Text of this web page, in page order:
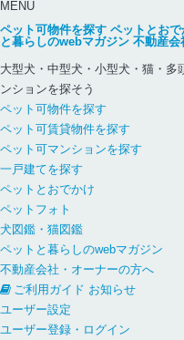
MENU
ペット可物件を探す ペットとおで
と暮らしのwebマガジン 不動産会
大型犬・中型犬・小型犬・猫・多
ンションを探そう
ペット可物件を探す
ペット可賃貸物件を探す
ペット可マンションを探す
一戸建てを探す
ペットとおでかけ
ペットフォト
犬図鑑・猫図鑑
ペットと暮らしのwebマガジン
不動産会社・オーナーの方へ
ご利用ガイド お知らせ
ユーザー設定
ユーザー登録・ログイン